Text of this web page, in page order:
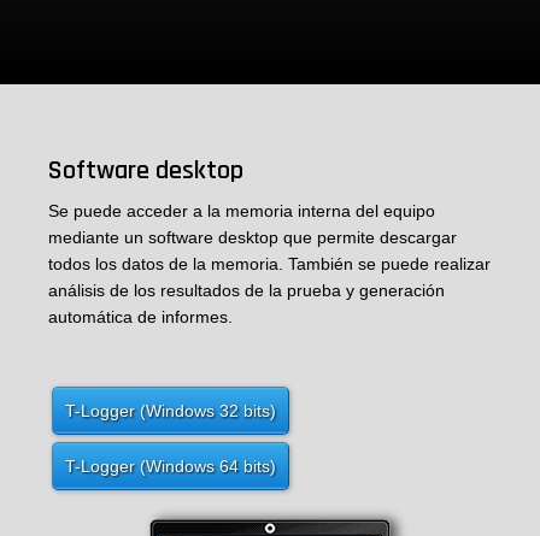
Software desktop
Se puede acceder a la memoria interna del equipo
mediante un software desktop que permite descargar
todos los datos de la memoria. También se puede realizar
análisis de los resultados de la prueba y generación
automática de informes.
T-Logger (Windows 32 bits)
T-Logger (Windows 64 bits)